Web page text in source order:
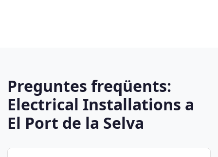
Preguntes freqüents:
Electrical Installations a
El Port de la Selva